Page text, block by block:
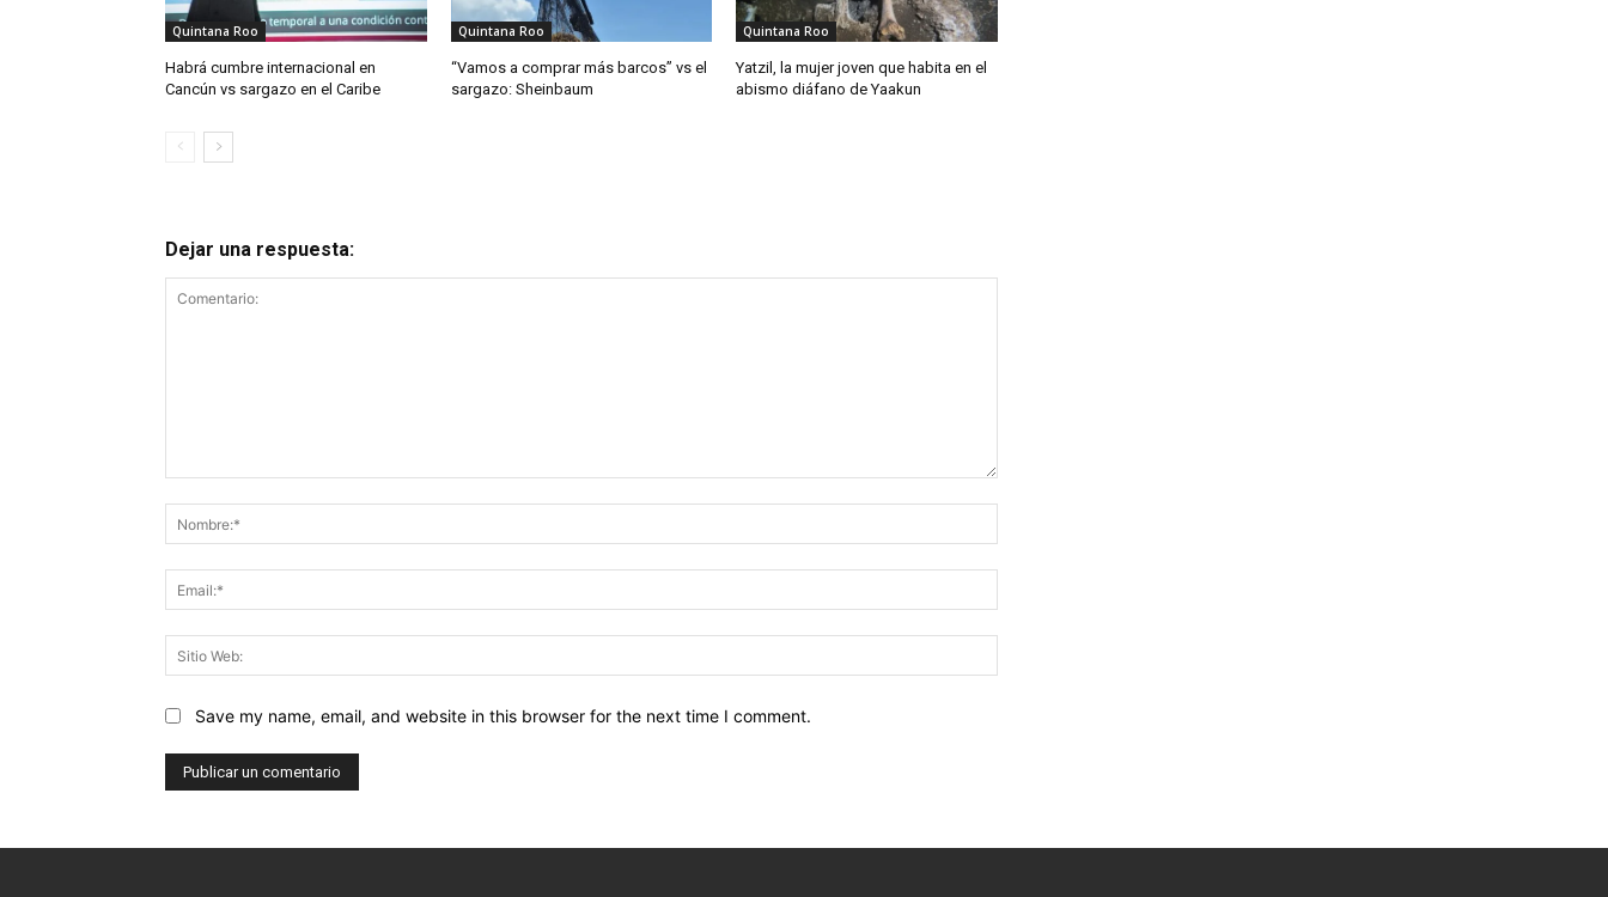
Quintana Roo
Habrá cumbre internacional en
Cancún vs sargazo en el Caribe
Quintana Roo
“Vamos a comprar más barcos” vs el
sargazo: Sheinbaum
Quintana Roo
Yatzil, la mujer joven que habita en el
abismo diáfano de Yaakun
Dejar una respuesta:
Web:
Save my name, email, and website in this browser for the next time I comment.